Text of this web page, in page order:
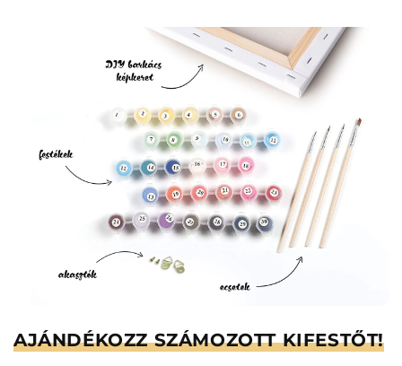
AJÁNDÉKOZZ SZÁMOZOTT KIFESTŐT!